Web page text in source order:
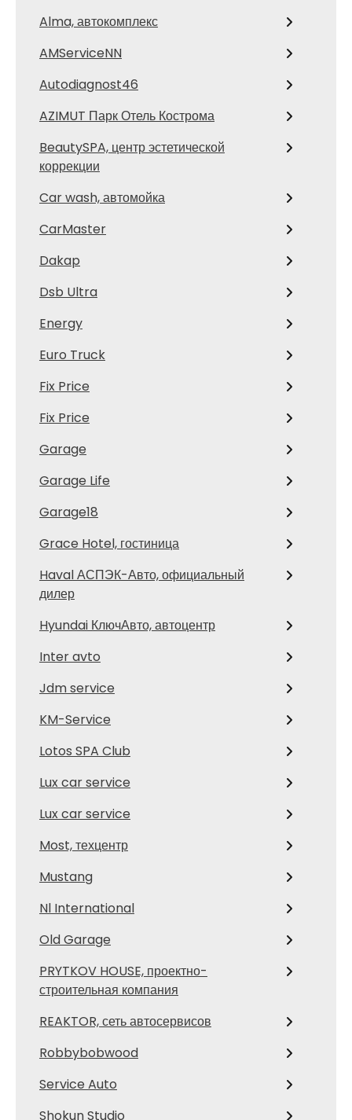
Alma, автокомплекс
AMServiceNN
Autodiagnost46
AZIMUT Парк Отель Кострома
BeautySPA, центр эстетической
коррекции
Car wash, автомойка
CarMaster
Dakap
Dsb Ultra
Energy
Euro Truck
Fix Price
Fix Price
Garage
Garage Life
Garage18
Grace Hotel, гостиница
Haval АСПЭК-Авто, официальный
дилер
Hyundai КлючАвто, автоцентр
Inter avto
Jdm service
KM-Service
Lotos SPA Club
Lux car service
Lux car service
Most, техцентр
Mustang
Nl International
Old Garage
PRYTKOV HOUSE, проектно-
строительная компания
REAKTOR, сеть автосервисов
Robbybobwood
Service Auto
Shokun Studio